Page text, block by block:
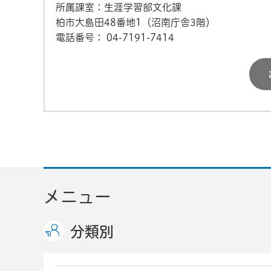
所属課室：生涯学習部文化課
柏市大島田48番地1（沼南庁舎3階）
電話番号：
04-7191-7414
メニュー
分類別